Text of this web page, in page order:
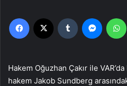
Facebook Tumblr
Hakem Oğuzhan Çakır ile
hakem Jakob Sundberg